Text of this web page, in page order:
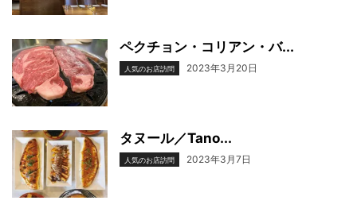
ペクチョン・コリアン・バ...
人気のお店訪問 2023年3月20日
タヌール​​​／Tano...
人気のお店訪問 2023年3月7日